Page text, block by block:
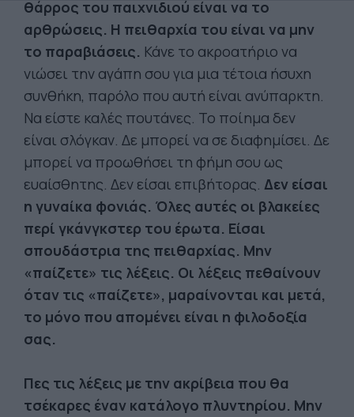
θάρρος του παιχνιδιού είναι να το
αρθρώσεις. Η πειθαρχία του είναι να μην
το παραβιάσεις. Κάνε το ακροατήριο να
νιώσει την αγάπη σου για μια τέτοια ήσυχη
συνθήκη, παρόλο που αυτή είναι ανύπαρκτη.
Να είστε καλές πουτάνες. Το ποίημα δεν
είναι σλόγκαν. Δε μπορεί να σε διαφημίσει. Δε
μπορεί να προωθήσει τη φήμη σου ως
ευαίσθητης. Δεν είσαι επιβήτορας. Δεν είσαι
η γυναίκα φονιάς. Όλες αυτές οι βλακείες
περί γκάνγκστερ του έρωτα. Είσαι
σπουδάστρια της πειθαρχίας. Μην
«παίζετε» τις λέξεις. Οι λέξεις πεθαίνουν
όταν τις «παίζετε», μαραίνονται και μετά,
το μόνο που απομένει είναι η φιλοδοξία
σας.
Πες τις λέξεις με την ακρίβεια που θα
τσέκαρες έναν κατάλογο πλυντηρίου. Μην